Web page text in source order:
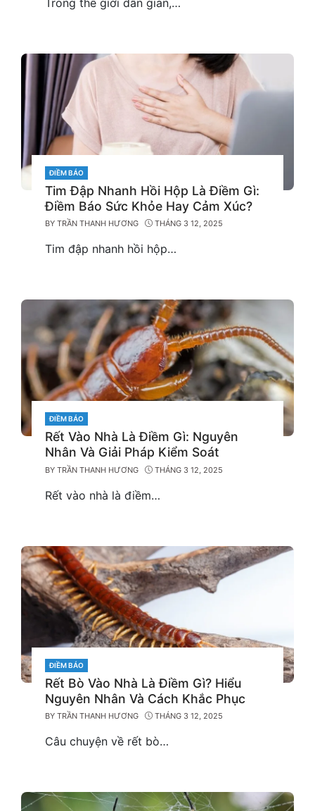
CATEGORIES
ĐIỀM BÁO
Tim Đập Nhanh Hồi Hộp Là Điềm Gì:
Điềm Báo Sức Khỏe Hay Cảm Xúc?
BYTRẦN THANH HƯƠNG THÁNG 3 12, 2025
Tim đập nhanh hồi hộp…
CATEGORIES
ĐIỀM BÁO
Rết Vào Nhà Là Điềm Gì: Nguyên
Nhân Và Giải Pháp Kiểm Soát
BYTRẦN THANH HƯƠNG THÁNG 3 12, 2025
Rết vào nhà là điềm…
CATEGORIES
ĐIỀM BÁO
Rết Bò Vào Nhà Là Điềm Gì? Hiểu
Nguyên Nhân Và Cách Khắc Phục
BYTRẦN THANH HƯƠNG THÁNG 3 12, 2025
Câu chuyện về rết bò…